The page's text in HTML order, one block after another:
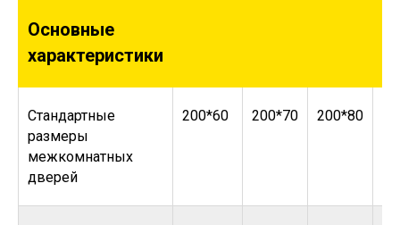
Основные
характеристики
Стандартные
размеры
межкомнатных
дверей
200*60 200*70 200*80